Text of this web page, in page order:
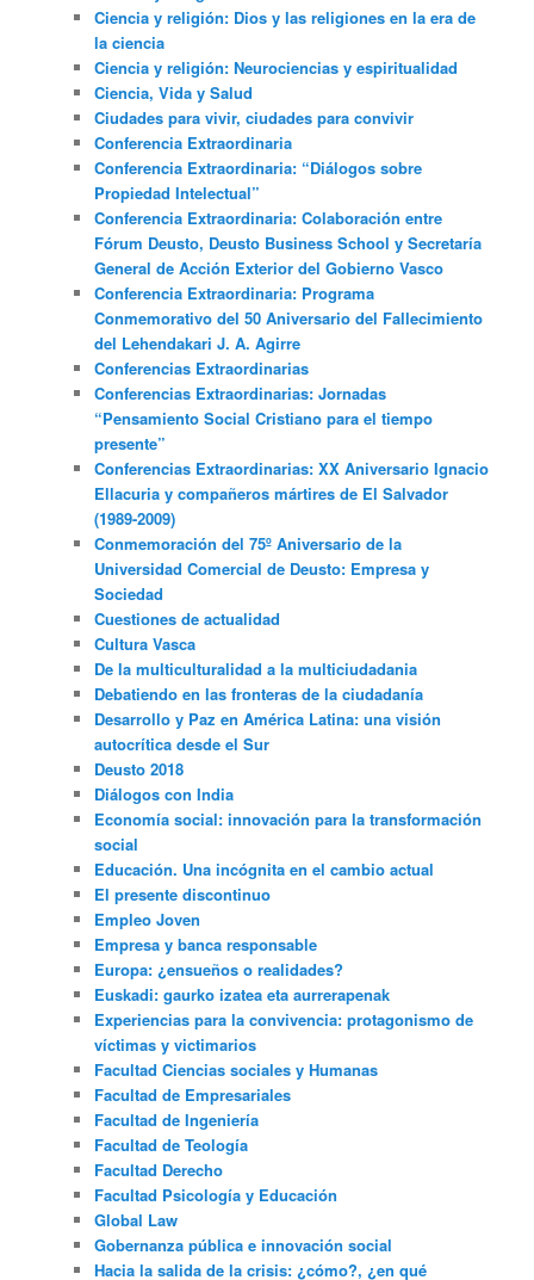
Ciencia y religión: Dios y las religiones en la era de
la ciencia
Ciencia y religión: Neurociencias y espiritualidad
Ciencia, Vida y Salud
Ciudades para vivir, ciudades para convivir
Conferencia Extraordinaria
Conferencia Extraordinaria: “Diálogos sobre
Propiedad Intelectual”
Conferencia Extraordinaria: Colaboración entre
Fórum Deusto, Deusto Business School y Secretaría
General de Acción Exterior del Gobierno Vasco
Conferencia Extraordinaria: Programa
Conmemorativo del 50 Aniversario del Fallecimiento
del Lehendakari J. A. Agirre
Conferencias Extraordinarias
Conferencias Extraordinarias: Jornadas
“Pensamiento Social Cristiano para el tiempo
presente”
Conferencias Extraordinarias: XX Aniversario Ignacio
Ellacuria y compañeros mártires de El Salvador
(1989-2009)
Conmemoración del 75º Aniversario de la
Universidad Comercial de Deusto: Empresa y
Sociedad
Cuestiones de actualidad
Cultura Vasca
De la multiculturalidad a la multiciudadania
Debatiendo en las fronteras de la ciudadanía
Desarrollo y Paz en América Latina: una visión
autocrítica desde el Sur
Deusto 2018
Diálogos con India
Economía social: innovación para la transformación
social
Educación. Una incógnita en el cambio actual
El presente discontinuo
Empleo Joven
Empresa y banca responsable
Europa: ¿ensueños o realidades?
Euskadi: gaurko izatea eta aurrerapenak
Experiencias para la convivencia: protagonismo de
víctimas y victimarios
Facultad Ciencias sociales y Humanas
Facultad de Empresariales
Facultad de Ingeniería
Facultad de Teología
Facultad Derecho
Facultad Psicología y Educación
Global Law
Gobernanza pública e innovación social
Hacia la salida de la crisis: ¿cómo?, ¿en qué